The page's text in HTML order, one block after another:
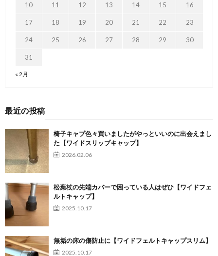
« 2月
10 11 12 13 14 15 16
17 18 19 20 21 22 23
24 25 26 27 28 29 30
31
最近の投稿
椅子キャプ色々買いましたがやっといいのに出会えまし
た【ワイドスリップキャップ】
2026.02.06
松葉杖の先端カバーで困っている人はぜひ【ワイドフェ
ルトキャップ】
2025.10.17
無垢の床の傷防止に【ワイドフェルトキャップスリム】
2025.10.17